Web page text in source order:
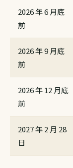
2026 年 6 月底
前
2026 年 9 月底
前
2026 年 12 月底
前
2027 年 2 月 28
日